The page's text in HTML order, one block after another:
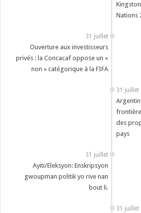
Nations
31 juillet
‎Ouverture aux investisseurs
privés : la Concacaf oppose un «
non » catégorique à la FIFA
31 juillet
des
pays
31 juillet
Ayiti/Eleksyon: Enskripsyon
gwoupman politik yo rive nan
bout li.
31 juillet